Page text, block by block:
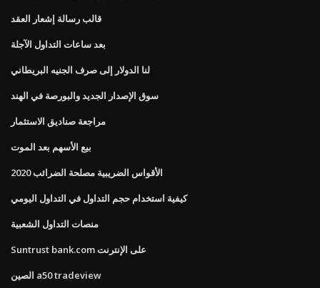
قالب رسالة إشعار العقد
بعد ساعات التداول الآجلة
لنا الدولار إلى صرف الجنيه البريطاني
سوق الإصدار الجديد والبورصة في الهند
مراجعة صناديق الاستثمار
بيع الأسهم بعد الموت
الأقواس الضريبية مصلحة الضرائب 2020
كيفية استخدام حجم التداول في التداول اليومي
منصات التداول الشعبية
Suntrust bank.com على الإنترنت
الصين a50 tradeview